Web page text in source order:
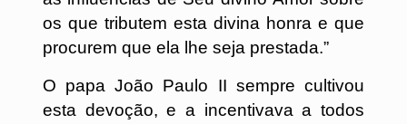
os que tributem esta divina honra e que
procurem que ela lhe seja prestada.”
O papa João Paulo II sempre cultivou
esta devoção, e a incentivava a todos